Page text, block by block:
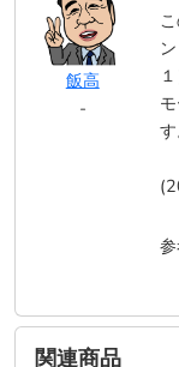
飯高
-
す
関連商品